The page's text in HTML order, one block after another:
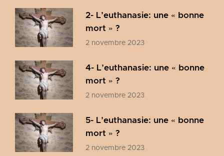
2- L’euthanasie: une « bonne
mort » ?
2 novembre 2023
4- L’euthanasie: une « bonne
mort » ?
2 novembre 2023
5- L’euthanasie: une « bonne
mort » ?
2 novembre 2023